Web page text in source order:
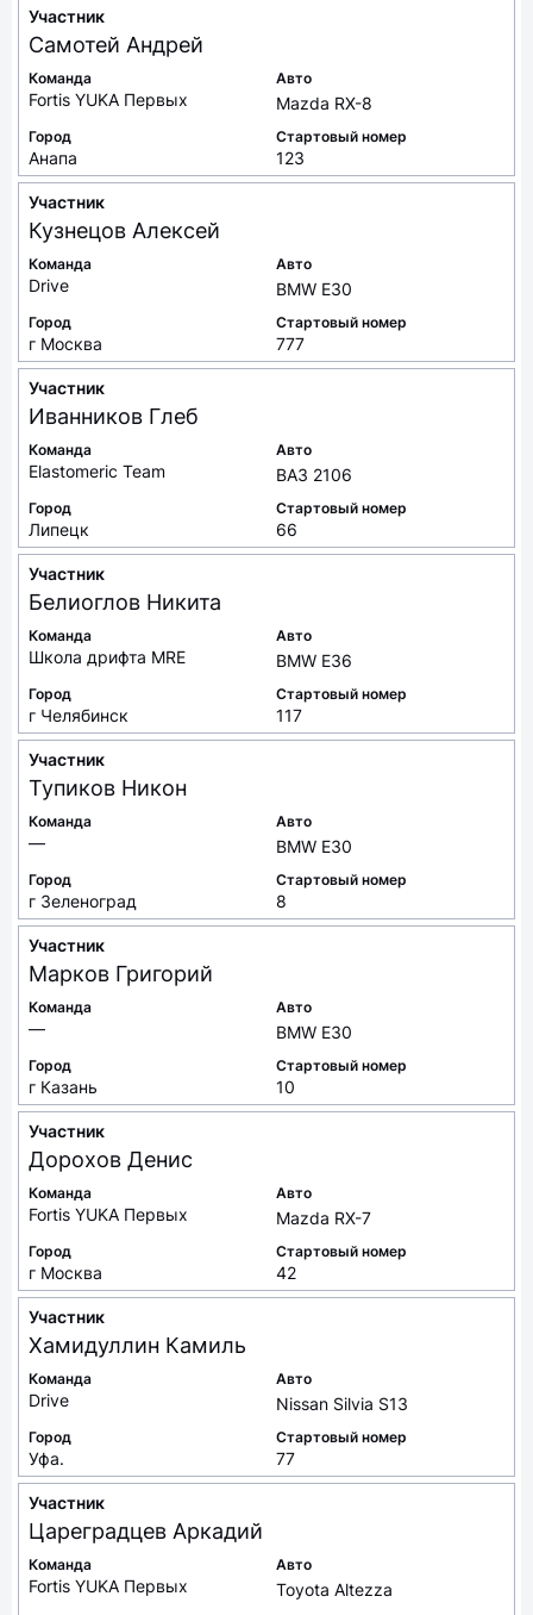
Участник
Самотей Андрей
Команда
Fortis YUKA Первых
Авто
Mazda RX-8
Город
Анапа
Стартовый номер
123
Участник
Кузнецов Алексей
Команда
Drive
Авто
BMW E30
Город
г Москва
Стартовый номер
777
Участник
Иванников Глеб
Команда
Elastomeric Team
Авто
ВАЗ 2106
Город
Липецк
Стартовый номер
66
Участник
Белиоглов Никита
Команда
Школа дрифта MRE
Авто
BMW E36
Город
г Челябинск
Стартовый номер
117
Участник
Тупиков Никон
Команда
—
Авто
BMW E30
Город
г Зеленоград
Стартовый номер
8
Участник
Марков Григорий
Команда
—
Авто
BMW E30
Город
г Казань
Стартовый номер
10
Участник
Дорохов Денис
Команда
Fortis YUKA Первых
Авто
Mazda RX-7
Город
г Москва
Стартовый номер
42
Участник
Хамидуллин Камиль
Команда
Drive
Авто
Nissan Silvia S13
Город
Уфа.
Стартовый номер
77
Участник
Цареградцев Аркадий
Команда
Fortis YUKA Первых
Авто
Toyota Altezza